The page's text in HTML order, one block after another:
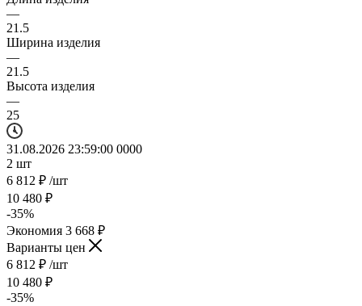
—
21.5
Ширина изделия
—
21.5
Высота изделия
—
25
31.08.2026 23:59:00 0000
2 шт
6 812 ₽ /шт
10 480 ₽
-35%
Экономия 3 668 ₽
Варианты цен
6 812 ₽ /шт
10 480 ₽
-35%